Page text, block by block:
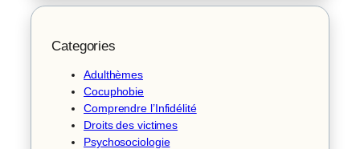
Categories
Adulthèmes
Cocuphobie
Comprendre l’Infidélité
Droits des victimes
Psychosociologie